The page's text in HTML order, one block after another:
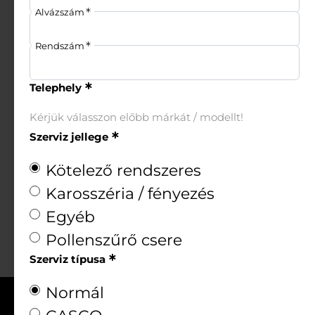
Alvázszám
Rendszám
Telephely
Kérjük válasszon előbb márkát / modellt!
Szerviz jellege
Kötelező rendszeres
Karosszéria / fényezés
Egyéb
Pollenszűrő csere
Szerviz típusa
Normál
Nyitvatartásaink
info@dunaauto.hu
+36 1 801 4242
Cookie szabályzat
Adatmegosztási tájékoztató
Copyright ©